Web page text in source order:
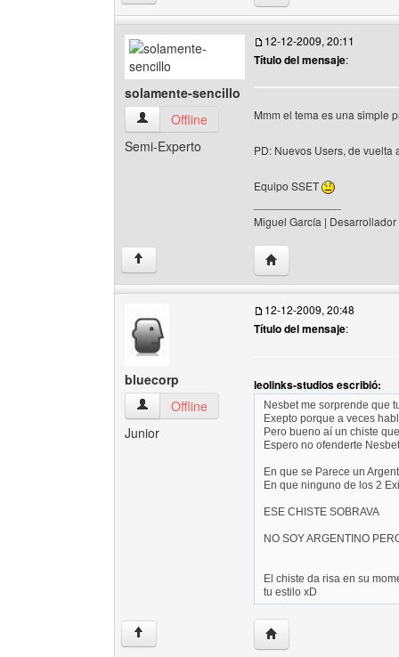
solamente-sencillo
solamente-sencillo Ver perfil del usuario
Offline
Semi-Experto
12-12-2009, 20:11
Título del mensaje:
Mmm el tema es una simple
PD: Nuevos Users, de vuelta
Equipo SSET
Miguel García |
↑ Visitar sitio web del
bluecorp
bluecorp Ver perfil del usuario
Offline
Junior
12-12-2009, 20:48
Título del mensaje:
leolinks-studios escribió:
Nesbet me sorprende que
Exepto porque a veces
Pero bueno aí un chiste
Espero no ofenderte
En que se Parece un
En que ninguno de los 2
ESE CHISTE SOBRAVA
NO SOY ARGENTINO
El chiste da risa en su
tu estilo xD
↑ Visitar sitio web del